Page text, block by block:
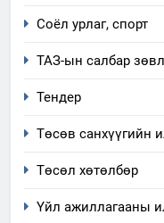
Соёл урлаг, спорт
ТАЗ-ын салбар
Тендер
Төсөв санхүүгийн
Төсөл хөтөлбөр
Үйл ажиллагааны
5
6